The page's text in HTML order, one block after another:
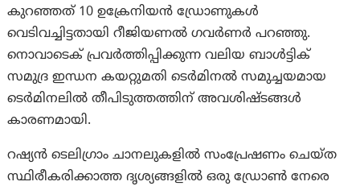
കുറഞ്ഞത് 10 ഉക്രേനിയൻ ഡ്രോണുകൾ
വെടിവച്ചിട്ടതായി റീജിയണൽ ഗവർണർ പറഞ്ഞു.
നൊവാടെക് പ്രവർത്തിപ്പിക്കുന്ന വലിയ ബാൾട്ടിക്
സമുദ്ര ഇന്ധന കയറ്റുമതി ടെർമിനൽ സമുച്ചയമായ
ടെർമിനലിൽ തീപിടുത്തത്തിന് അവശിഷ്ടങ്ങൾ
കാരണമായി.
റഷ്യൻ ടെലിഗ്രാം ചാനലുകളിൽ സംപ്രേഷണം ചെയ്ത
സ്ഥിരീകരിക്കാത്ത ദൃശ്യങ്ങളിൽ ഒരു ഡ്രോൺ നേരെ